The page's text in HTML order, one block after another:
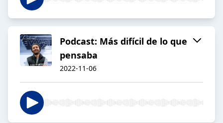
Podcast: Más difícil de lo que
pensaba
2022-11-06